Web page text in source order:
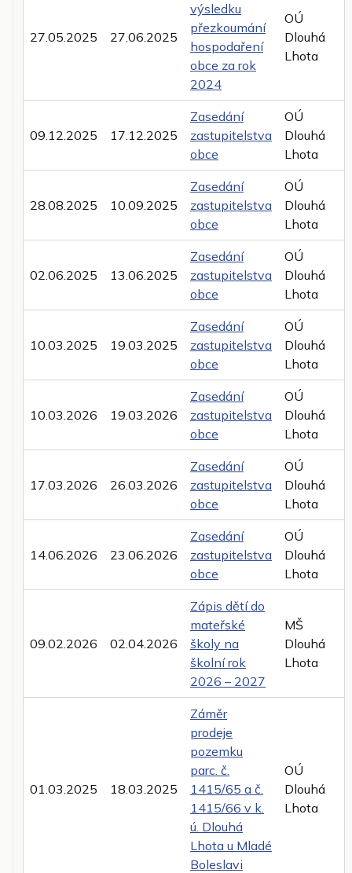
27.05.2025 27.06.2025
výsledku
přezkoumání
hospodaření
obce za rok
2024
OÚ
Dlouhá
Lhota
09.12.2025 17.12.2025
Zasedání
zastupitelstva
obce
OÚ
Dlouhá
Lhota
28.08.2025 10.09.2025
Zasedání
zastupitelstva
obce
OÚ
Dlouhá
Lhota
02.06.2025 13.06.2025
Zasedání
zastupitelstva
obce
OÚ
Dlouhá
Lhota
10.03.2025 19.03.2025
Zasedání
zastupitelstva
obce
OÚ
Dlouhá
Lhota
10.03.2026 19.03.2026
Zasedání
zastupitelstva
obce
OÚ
Dlouhá
Lhota
17.03.2026 26.03.2026
Zasedání
zastupitelstva
obce
OÚ
Dlouhá
Lhota
14.06.2026 23.06.2026
Zasedání
zastupitelstva
obce
OÚ
Dlouhá
Lhota
09.02.2026 02.04.2026
Zápis dětí do
mateřské
školy na
školní rok
2026 – 2027
MŠ
Dlouhá
Lhota
01.03.2025 18.03.2025
Záměr
prodeje
pozemku
parc. č.
1415/65 a č.
1415/66 v k.
ú. Dlouhá
Lhota u Mladé
Boleslavi
OÚ
Dlouhá
Lhota